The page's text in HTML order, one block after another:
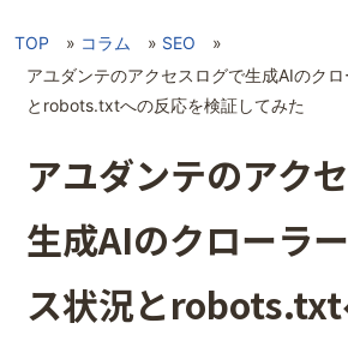
TOP » コラム » SEO
»
アユダンテのアクセスログで生成AIのク
とrobots.txtへの反応を検証してみた
アユダンテのアク
生成AIのクローラ
ス状況と